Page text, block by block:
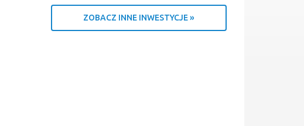
ZOBACZ INNE INWESTYCJE »